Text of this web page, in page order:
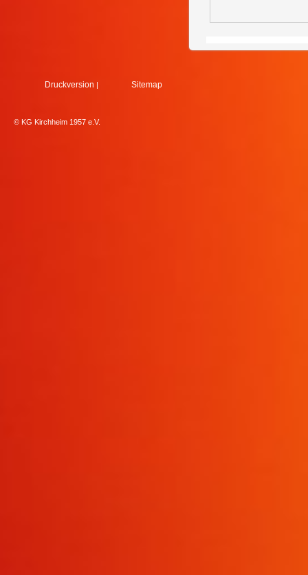
Druckversion | Sitemap
© KG Kirchheim 1957 e.V.